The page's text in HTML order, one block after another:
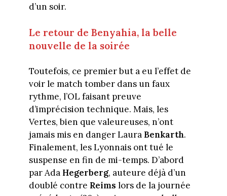
d’un soir.
Le retour de Benyahia, la belle
nouvelle de la soirée
Toutefois, ce premier but a eu l’effet de
voir le match tomber dans un faux
rythme, l’OL faisant preuve
d’imprécision technique. Mais, les
Vertes, bien que valeureuses, n’ont
jamais mis en danger Laura Benkarth.
Finalement, les Lyonnais ont tué le
suspense en fin de mi-temps. D’abord
par Ada Hegerberg, auteure déjà d’un
doublé contre Reims lors de la journée